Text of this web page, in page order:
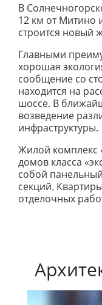
В
12 км от Митино
строится новый
Главными
хорошая
сообщение со
находится на
шоссе. В
возведение
инфраструктуры.
Жилой комплекс
домов класса
собой
секций.
отделочных